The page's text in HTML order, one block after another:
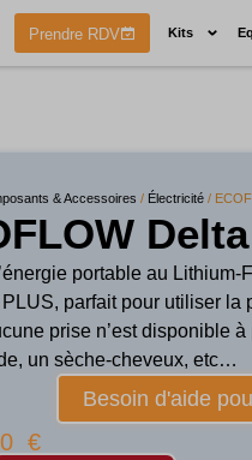
Prendre RDV Kits
& Accessoires / Électricité/
portable au
PLUS, parfait pour utiliser
prise n’est disponible
un sèche-cheveux, etc…
Besoin d'aide
€